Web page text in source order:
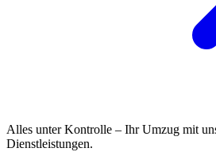
Alles unter Kontrolle – Ihr Umzug mit
Dienstleistungen.